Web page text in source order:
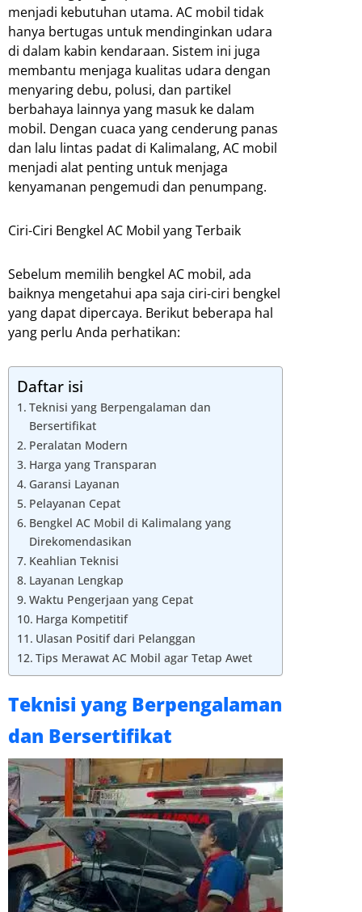
menjadi kebutuhan utama. AC mobil tidak
hanya bertugas untuk mendinginkan udara
di dalam kabin kendaraan. Sistem ini juga
membantu menjaga kualitas udara dengan
menyaring debu, polusi, dan partikel
berbahaya lainnya yang masuk ke dalam
mobil. Dengan cuaca yang cenderung panas
dan lalu lintas padat di Kalimalang, AC mobil
menjadi alat penting untuk menjaga
kenyamanan pengemudi dan penumpang.
Ciri-Ciri Bengkel AC Mobil yang Terbaik
Sebelum memilih bengkel AC mobil, ada
baiknya mengetahui apa saja ciri-ciri bengkel
yang dapat dipercaya. Berikut beberapa hal
yang perlu Anda perhatikan:
Daftar isi
Teknisi yang Berpengalaman dan
Bersertifikat
Peralatan Modern
Harga yang Transparan
Garansi Layanan
Pelayanan Cepat
Bengkel AC Mobil di Kalimalang yang
Direkomendasikan
Keahlian Teknisi
Layanan Lengkap
Waktu Pengerjaan yang Cepat
Harga Kompetitif
Ulasan Positif dari Pelanggan
Tips Merawat AC Mobil agar Tetap Awet
Teknisi yang Berpengalaman
dan Bersertifikat